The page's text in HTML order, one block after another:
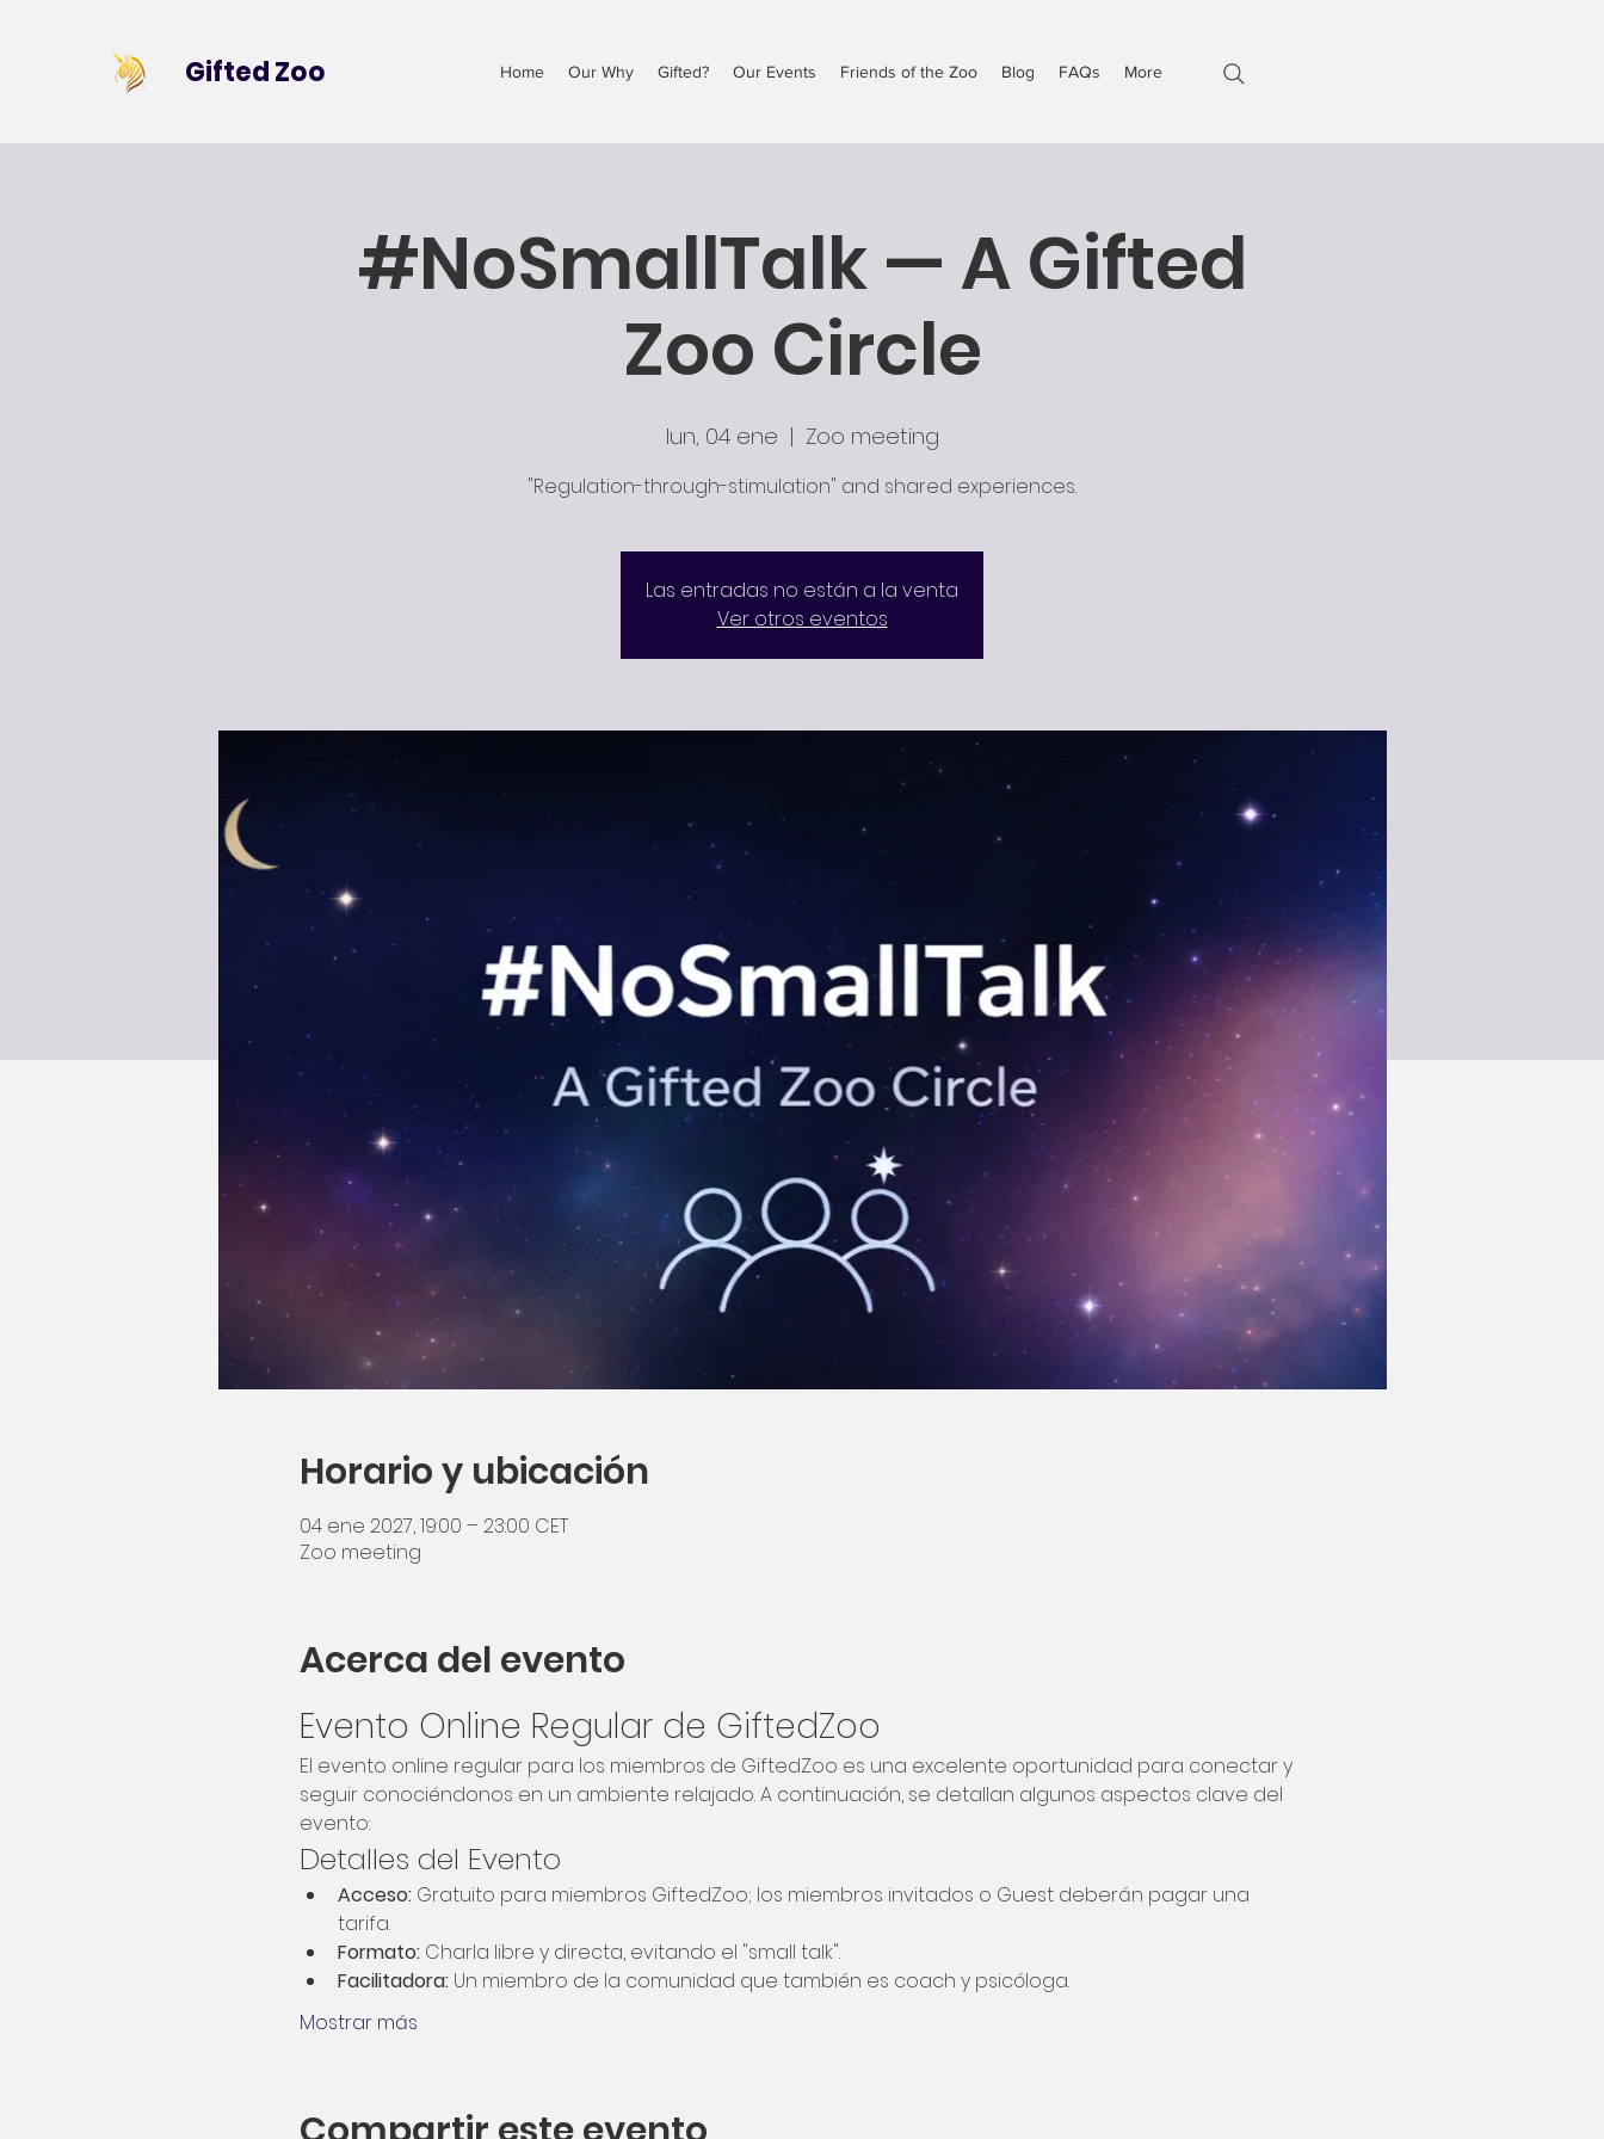
Gifted Zoo Home Our Why Gifted? Our Events Friends of the Zoo Blog FAQs More
#NoSmallTalk — A Gifted
Zoo Circle
lun, 04 ene
  |
Zoo meeting
"Regulation-through-stimulation" and shared experiences.
Las entradas no están a la venta
Ver otros eventos
Horario y ubicación
04 ene 2027, 19:00 – 23:00 CET
Zoo meeting
Acerca del evento
Evento Online Regular de GiftedZoo
El evento online regular para los miembros de GiftedZoo es una excelente oportunidad para conectar y
seguir conociéndonos en un ambiente relajado. A continuación, se detallan algunos aspectos clave del
evento:
Detalles del Evento
Acceso: Gratuito para miembros GiftedZoo; los miembros invitados o Guest deberán pagar una
tarifa.
Formato: Charla libre y directa, evitando el "small talk".
Facilitadora: Un miembro de la comunidad que también es coach y psicóloga.
Mostrar más